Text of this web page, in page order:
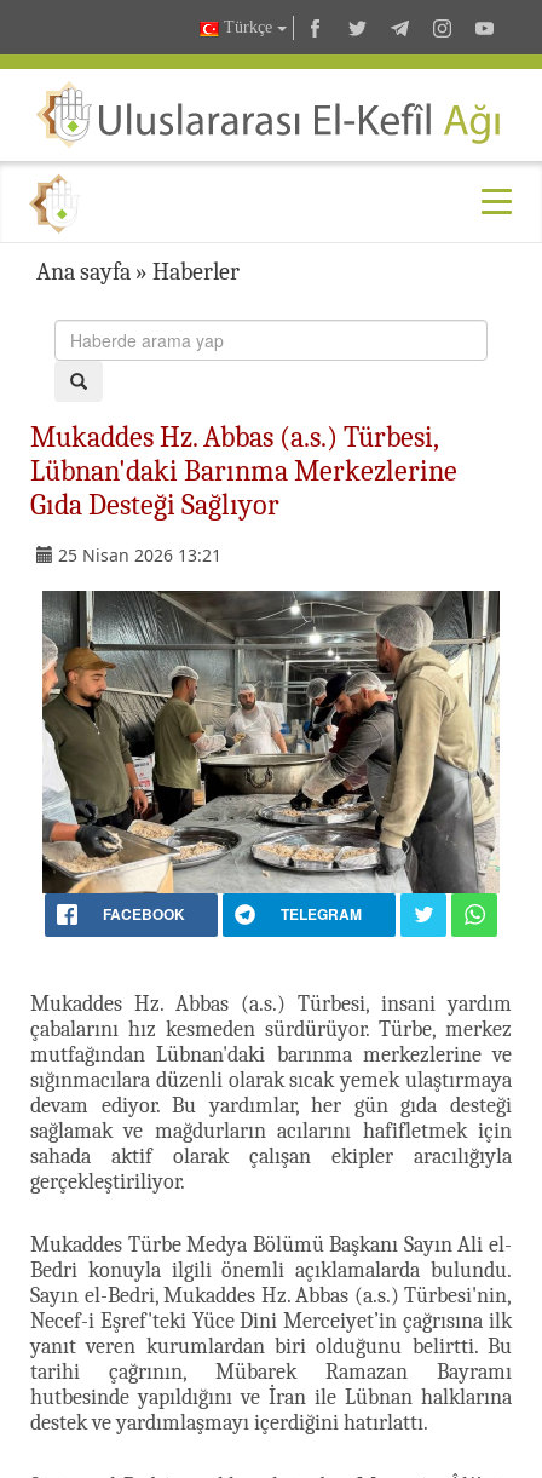
Türkçe
Ana sayfa » Haberler
Mukaddes Hz. Abbas (a.s.) Türbesi,
Lübnan'daki Barınma Merkezlerine
Gıda Desteği Sağlıyor
25 Nisan 2026 13:21
FACEBOOK TELEGRAM
Mukaddes Hz. Abbas (a.s.) Türbesi, insani yardım
çabalarını hız kesmeden sürdürüyor. Türbe, merkez
mutfağından Lübnan'daki barınma merkezlerine ve
sığınmacılara düzenli olarak sıcak yemek ulaştırmaya
devam ediyor. Bu yardımlar, her gün gıda desteği
sağlamak ve mağdurların acılarını hafifletmek için
sahada aktif olarak çalışan ekipler aracılığıyla
gerçekleştiriliyor.
Mukaddes Türbe Medya Bölümü Başkanı Sayın Ali el-
Bedri konuyla ilgili önemli açıklamalarda bulundu.
Sayın el-Bedri, Mukaddes Hz. Abbas (a.s.) Türbesi'nin,
Necef-i Eşref'teki Yüce Dini Merceiyet’in çağrısına ilk
yanıt veren kurumlardan biri olduğunu belirtti. Bu
tarihi çağrının, Mübarek Ramazan Bayramı
hutbesinde yapıldığını ve İran ile Lübnan halklarına
destek ve yardımlaşmayı içerdiğini hatırlattı.